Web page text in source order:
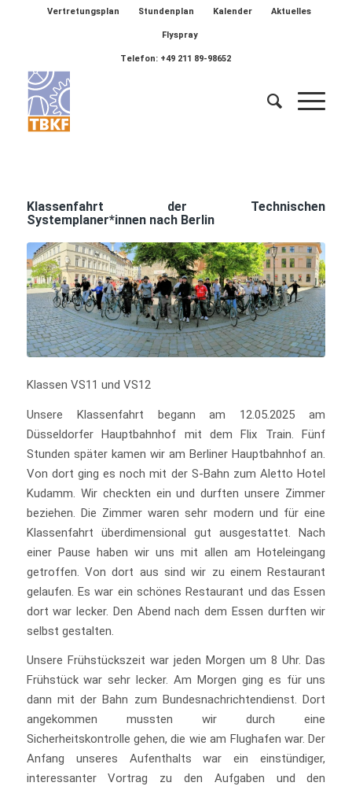
Vertretungsplan Stundenplan Kalender Aktuelles
Flyspray
Telefon: +49 211 89-98652
Klassenfahrt der Technischen
Systemplaner*innen nach Berlin
Klassen VS11 und VS12
Unsere Klassenfahrt begann am 12.05.2025 am
Düsseldorfer Hauptbahnhof mit dem Flix Train. Fünf
Stunden später kamen wir am Berliner Hauptbahnhof an.
Von dort ging es noch mit der S-Bahn zum Aletto Hotel
Kudamm. Wir checkten ein und durften unsere Zimmer
beziehen. Die Zimmer waren sehr modern und für eine
Klassenfahrt überdimensional gut ausgestattet. Nach
einer Pause haben wir uns mit allen am Hoteleingang
getroffen. Von dort aus sind wir zu einem Restaurant
gelaufen. Es war ein schönes Restaurant und das Essen
dort war lecker. Den Abend nach dem Essen durften wir
selbst gestalten.
Unsere Frühstückszeit war jeden Morgen um 8 Uhr. Das
Frühstück war sehr lecker. Am Morgen ging es für uns
dann mit der Bahn zum Bundesnachrichtendienst. Dort
angekommen mussten wir durch eine
Sicherheitskontrolle gehen, die wie am Flughafen war. Der
Anfang unseres Aufenthalts war ein einstündiger,
interessanter Vortrag zu den Aufgaben und den